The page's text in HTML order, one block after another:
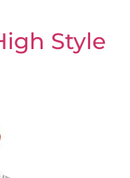
Style